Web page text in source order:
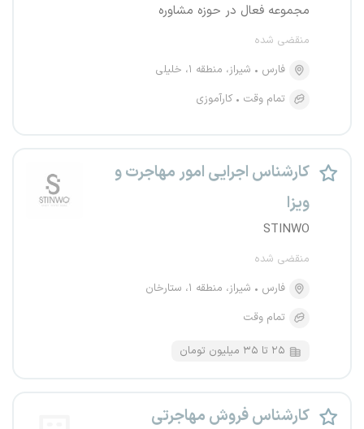
مجموعه فعال در حوزه مشاوره
منقضی شده
فارس
شیراز، منطقه ۱، خلیلی
تمام وقت
کارآموزی
کارشناس اجرایی امور مهاجرت و
ویزا
STINWO
منقضی شده
فارس
شیراز، منطقه ۱، ستارخان
تمام وقت
۲۵ تا ۳۵ میلیون تومان
کارشناس فروش مهاجرتی